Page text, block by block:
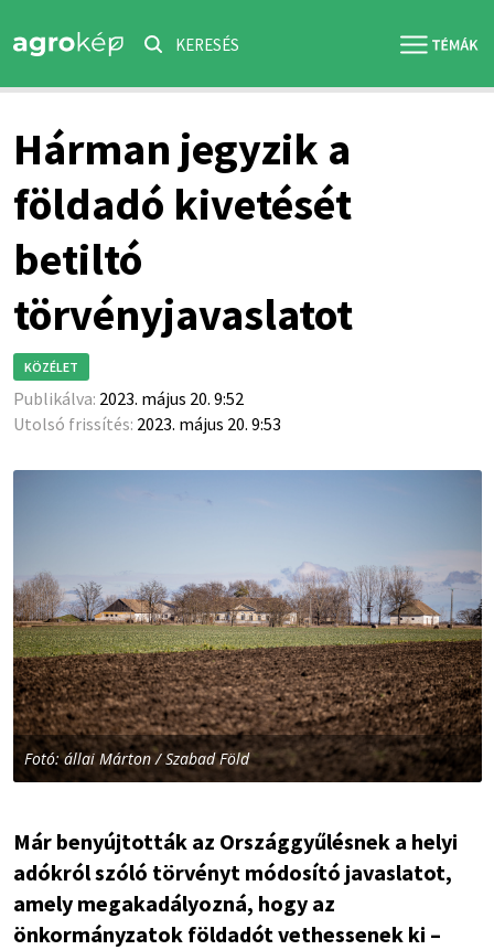
KERESÉS
Hárman jegyzik a
földadó kivetését
betiltó
törvényjavaslatot
KÖZÉLET
Publikálva: 2023. május 20. 9:52
Utolsó frissítés: 2023. május 20. 9:53
Fotó: állai Márton / Szabad Föld
Már benyújtották az Országgyűlésnek a helyi
adókról szóló törvényt módosító javaslatot,
amely megakadályozná, hogy az
önkormányzatok földadót vethessenek ki –